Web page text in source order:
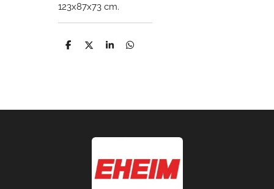
123x87x73 cm.
D
D
S
D